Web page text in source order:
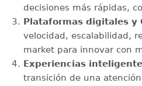
decisiones más rápidas,
Plataformas digitales y
velocidad, escalabilidad,
market para innovar con
Experiencias
transición de una